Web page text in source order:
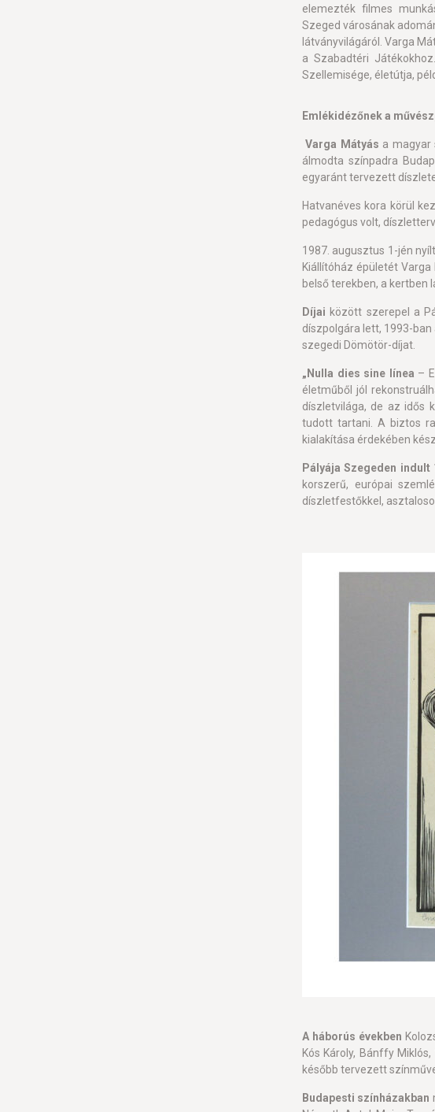
elemezték filmes
Szeged városának
látványvilágáról. Varga
a Szabadtéri
Szellemisége, életútja,
Emlékidézőnek a
Varga Mátyás a magyar
álmodta színpadra
egyaránt tervezett
Hatvanéves kora körül
pedagógus volt,
1987. augusztus 1-jén
Kiállítóház épületét Varga
belső terekben, a kertben
Díjai között szerepel a
díszpolgára lett, 1993-
szegedi Dömötör-díjat.
„Nulla dies sine línea –
életműből jól
díszletvilága, de az idős
tudott tartani. A biztos
kialakítása érdekében
Pályája Szegeden indult
korszerű, európai
díszletfestőkkel,
A háborús években
Kós Károly, Bánffy
később tervezett
Budapesti színházakban